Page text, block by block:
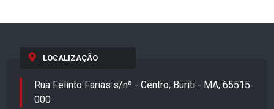
LOCALIZAÇÃO
Rua Felinto Farias s/nº - Centro, Buriti - MA, 65515-
000